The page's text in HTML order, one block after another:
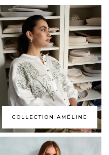
COLLECTION AMÉLINE